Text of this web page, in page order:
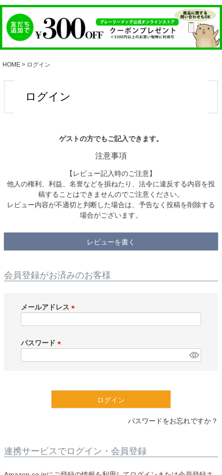
HOME ログイン
ログイン
ゲストの方でもご記入できます。
注意事項
【レビュー記入時のご注意】
他人の権利、利益、名誉などを損ねたり、法令に違反する内容を投
稿することはできませんのでご注意ください。
レビュー内容が不適切と判断した場合は、予告なく投稿を削除する
場合がございます。
レビューを書く
会員登録がお済みのお客様
メールアドレス
)
パスワード
ログイン
パスワードをお忘れですか？
連携サービスでログイン・会員登録